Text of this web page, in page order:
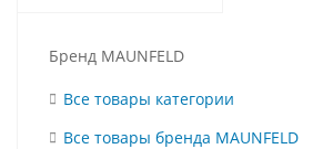
Бренд MAUNFELD
Все товары категории
Все товары бренда MAUNFELD